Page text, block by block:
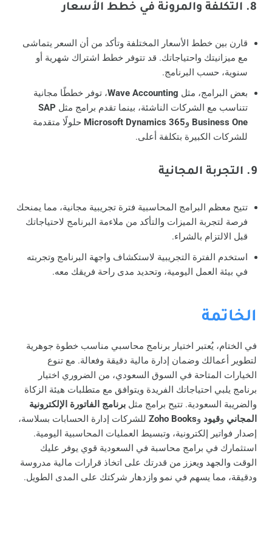
8. التكلفة والمرونة في خطط الأسعار
قارن بين خطط الأسعار المختلفة وتأكد من أن السعر يتماشى
مع ميزانيتك واحتياجاتك. قد تتوفر خطط اشتراك شهرية أو
سنوية، حسب البرنامج.
بعض البرامج، مثل Wave Accounting، توفر خططًا مجانية
تتناسب مع الشركات الناشئة، بينما تقدم برامج مثل SAP
Business One وMicrosoft Dynamics 365 حلولًا متقدمة
للشركات الكبيرة بتكلفة أعلى.
9. التجربة المجانية
تتيح معظم البرامج المحاسبية فترة تجريبية مجانية، مما يمنحك
فرصة لتجربة الميزات والتأكد من ملاءمة البرنامج لاحتياجاتك
قبل الالتزام بالشراء.
استخدم الفترة التجريبية لاستكشاف واجهة البرنامج وتجربته
في بيئة العمل اليومية، وتحديد مدى راحة فريقك معه.
الخاتمة
في الختام، يُعتبر اختيار برنامج محاسبي مناسب خطوة جوهرية
لتطوير أعمالك وضمان إدارة مالية دقيقة وفعالة. مع تنوع
الخيارات المتاحة في السوق السعودي، من الضروري اختيار
برنامج يلبي احتياجاتك الفريدة ويتوافق مع متطلبات هيئة الزكاة
والضريبة السعودية. تتيح برامج مثل برنامج الفاتورة الإلكترونية
المجاني وقيود وZoho Books للشركات إدارة الحسابات بسلاسة،
إصدار فواتير إلكترونية، وتبسيط العمليات المحاسبية اليومية.
استثمارك في برامج محاسبة في السعودية قوي يوفر عليك
الوقت والجهد ويعزز من قدرتك على اتخاذ قرارات مالية مدروسة
ودقيقة، مما يسهم في نمو وازدهار شركتك على المدى الطويل.